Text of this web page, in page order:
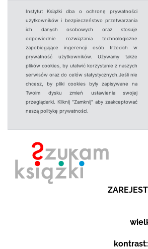
Instytut Książki dba o ochronę prywatności
użytkowników i bezpieczeństwo przetwarzania
ich danych osobowych oraz stosuje
odpowiednie rozwiązania technologiczne
zapobiegające ingerencji osób trzecich w
prywatność użytkowników. Używamy także
plików cookies, by ułatwić korzystanie z naszych
serwisów oraz do celów statystycznych.Jeśli nie
chcesz, by pliki cookies były zapisywane na
Twoim dysku zmień ustawienia swojej
przeglądarki. Kliknij "Zamknij" aby zaakceptować
naszą politykę prywatności.
kontrast: